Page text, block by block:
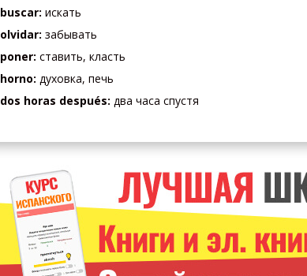
buscar: искать
olvidar: забывать
poner: ставить, класть
horno: духовка, печь
dos horas después: два часа спустя